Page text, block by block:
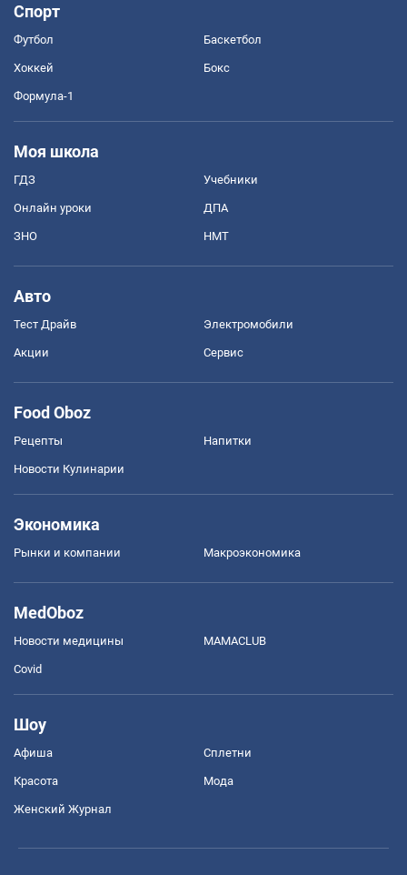
Спорт
Футбол Баскетбол
Хоккей Бокс
Формула-1
Моя школа
ГДЗ Учебники
Онлайн уроки ДПА
ЗНО НМТ
Авто
Тест Драйв Электромобили
Акции Сервис
Food Oboz
Рецепты Напитки
Новости Кулинарии
Экономика
Рынки и компании Mакроэкономика
MedOboz
Новости медицины MAMACLUB
Covid
Шоу
Афиша Сплетни
Красота Мода
Женский Журнал